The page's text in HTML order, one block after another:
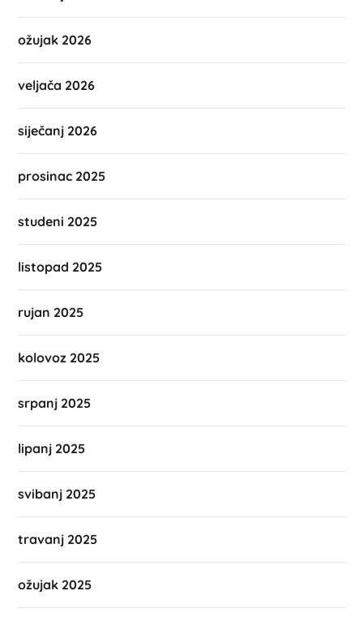
ožujak 2026
veljača 2026
siječanj 2026
prosinac 2025
studeni 2025
listopad 2025
rujan 2025
kolovoz 2025
srpanj 2025
lipanj 2025
svibanj 2025
travanj 2025
ožujak 2025